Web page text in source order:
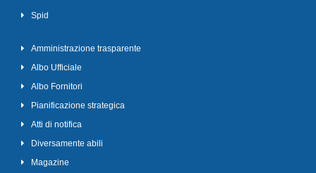
Spid
Amministrazione trasparente
Albo Ufficiale
Albo Fornitori
Pianificazione strategica
Atti di notifica
Diversamente abili
Magazine